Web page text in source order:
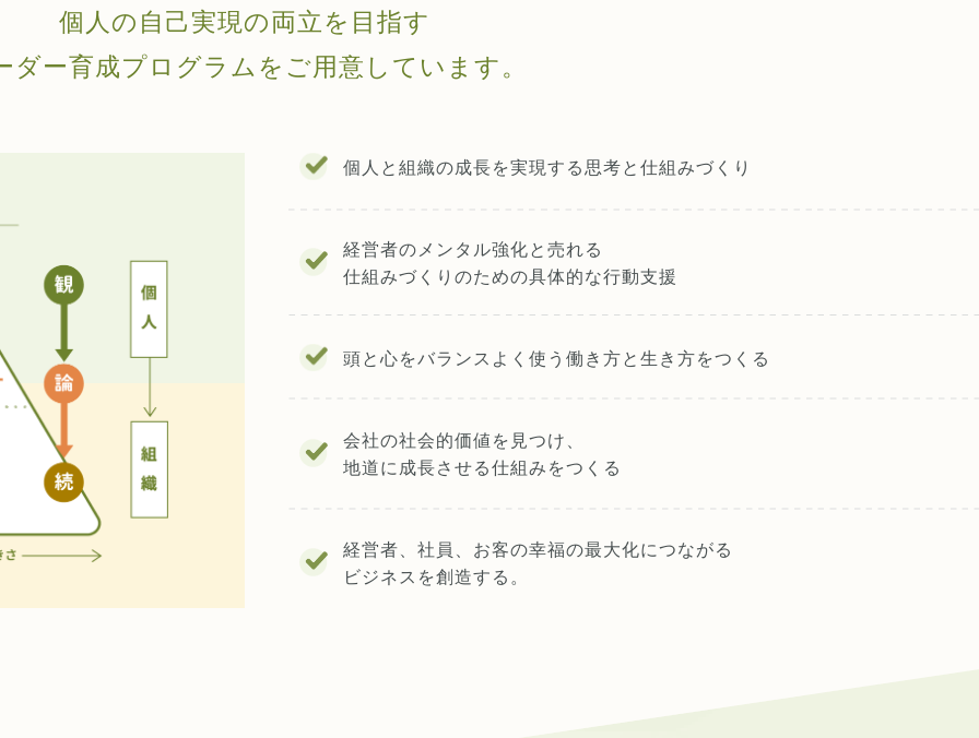
個人の自己実現の両立を目指す
ダー育成プログラムをご用意しています。
個人と組織の成長を実現する思考と仕組みづくり
経営者のメンタル強化と売れる
仕組みづくりのための具体的な行動支援
頭と心をバランスよく使う 働き方と生き方をつくる
会社の社会的価値を見つけ、
地道に成長させる仕組みをつくる
経営者、社員、お客の幸福の最大化につながる
ビジネスを創造する。